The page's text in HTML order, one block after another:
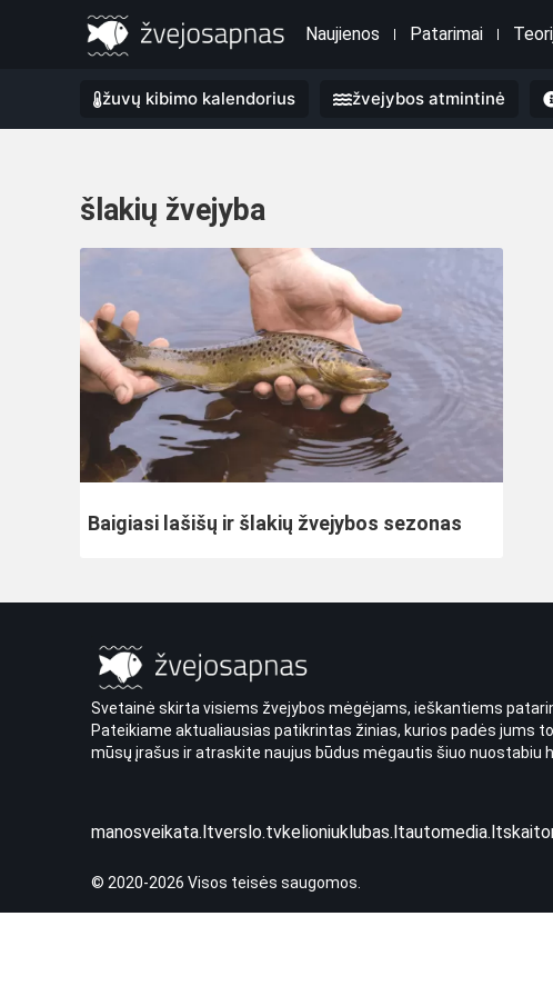
Naujienos Patarimai
žuvų kibimo kalendorius žvejybos atmintinė
šlakių žvejyba
Baigiasi lašišų ir šlakių žvejybos sezonas
Svetainė skirta visiems žvejybos mėgėjams, ieškantiems
Pateikiame aktualiausias patikrintas žinias, kurios padės jums
mūsų įrašus ir atraskite naujus būdus mėgautis šiuo nuostabiu
manosveikata.ltverslo.tvkelioniuklubas.ltautomedia.lt
© 2020-2026 Visos teisės saugomos.